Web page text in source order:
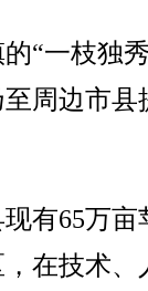
一枝独秀
周边市
65万亩
在技术